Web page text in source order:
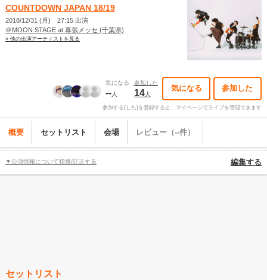
COUNTDOWN JAPAN 18/19
2018/12/31 (月) 27:15 出演
＠MOON STAGE at 幕張メッセ (千葉県)
» 他の出演アーティストを見る
気になる
--人
参加した
14人
気になる 参加した
参加する(した)を登録すると、マイページでライブを管理できます
概要 セットリスト 会場 レビュー（--件）
▼公演情報について指摘/訂正する 編集する
セットリスト